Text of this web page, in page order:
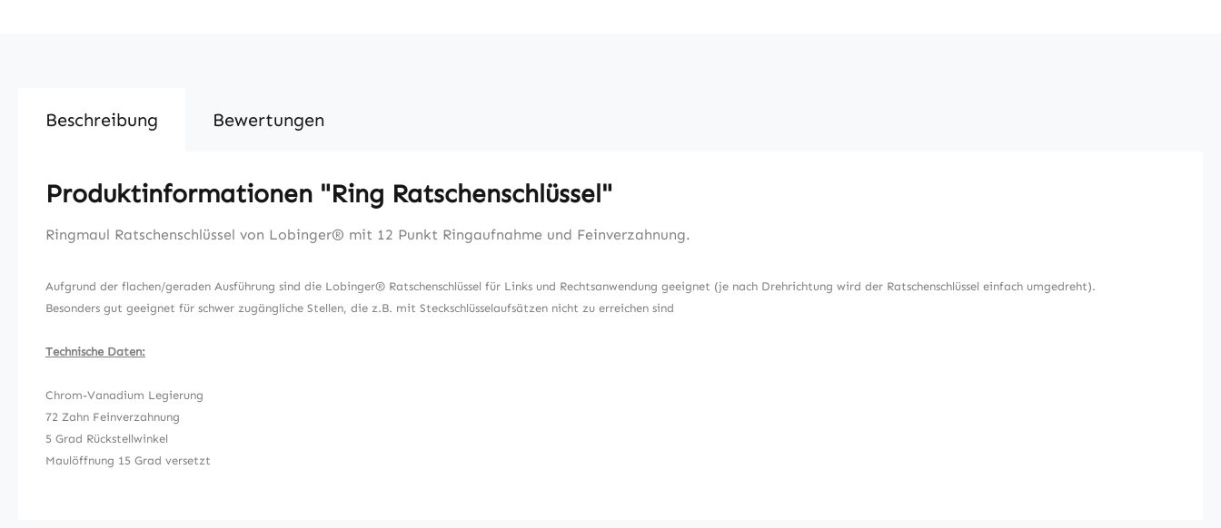
Beschreibung Bewertungen
Produktinformationen "Ring Ratschenschlüssel"
Ringmaul Ratschenschlüssel von Lobinger® mit 12 Punkt Ringaufnahme und Feinverzahnung.
Aufgrund der flachen/geraden Ausführung sind die Lobinger® Ratschenschlüssel für Links und Rechtsanwendung geeignet (je nach Drehrichtung wird der Ratschenschlüssel einfach umgedreht).
Besonders gut geeignet für schwer zugängliche Stellen, die z.B. mit Steckschlüsselaufsätzen nicht zu erreichen sind
Technische Daten:
Chrom-Vanadium Legierung
72 Zahn Feinverzahnung
5 Grad Rückstellwinkel
Maulöffnung 15 Grad versetzt